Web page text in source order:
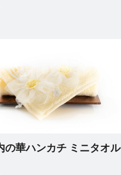
の華ハンカチ ミニタオル